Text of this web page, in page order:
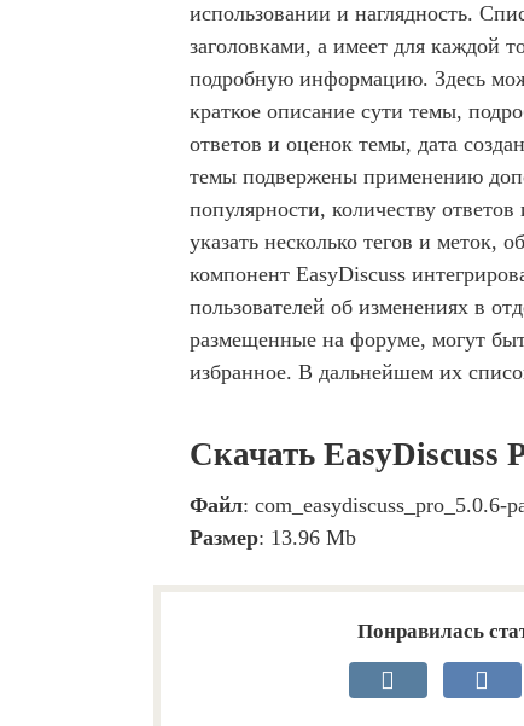
использовании и наглядность.
заголовками, а имеет для каждой
подробную информацию. Здесь
краткое описание сути темы,
ответов и оценок темы, дата
темы подвержены применению
популярности, количеству
указать несколько тегов и
компонент EasyDiscuss
пользователей об изменениях в
размещенные на форуме, могут
избранное. В дальнейшем их
Скачать EasyDiscuss
Файл: com_easydiscuss_pro_5.0.6-
Размер: 13.96 Mb
Понравилась